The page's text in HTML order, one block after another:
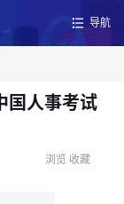
导航
国人事考试
浏览 收藏